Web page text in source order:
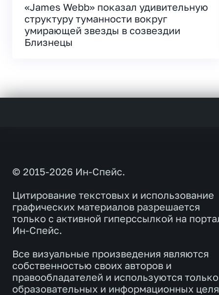
«James Webb» показал удивительную
структуру туманности вокруг
умирающей звезды в созвездии
Близнецы
© 2015-2026 Ин-Спейс.
Цитирование текстовых и использование
графических материалов разрешается
только с активной гиперссылкой на
Ин-Спейс.
Все визуальные произведения являются
собственностью своих авторов и
правообладателей и используются
образовательных и информационных